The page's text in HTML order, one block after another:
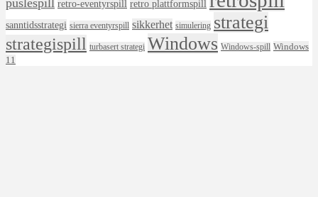
retro-eventyrspill retro plattformspill
sanntidsstrategi sierra eventyrspill sikkerhet simulering strategi
strategispill turbasert strategi Windows Windows-spill Windows
11